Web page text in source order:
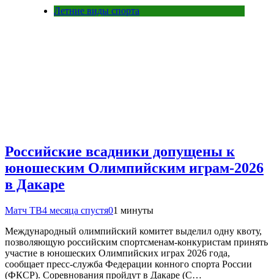
Летние виды спорта
Российские всадники допущены к
юношеским Олимпийским играм‑2026
в Дакаре
Матч ТВ4 месяца спустя01 минуты
Международный олимпийский комитет выделил одну квоту,
позволяющую российским спортсменам‑конкуристам принять
участие в юношеских Олимпийских играх 2026 года,
сообщает пресс‑служба Федерации конного спорта России
(ФКСР). Соревнования пройдут в Дакаре (С…